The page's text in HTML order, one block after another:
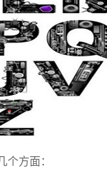
方面：